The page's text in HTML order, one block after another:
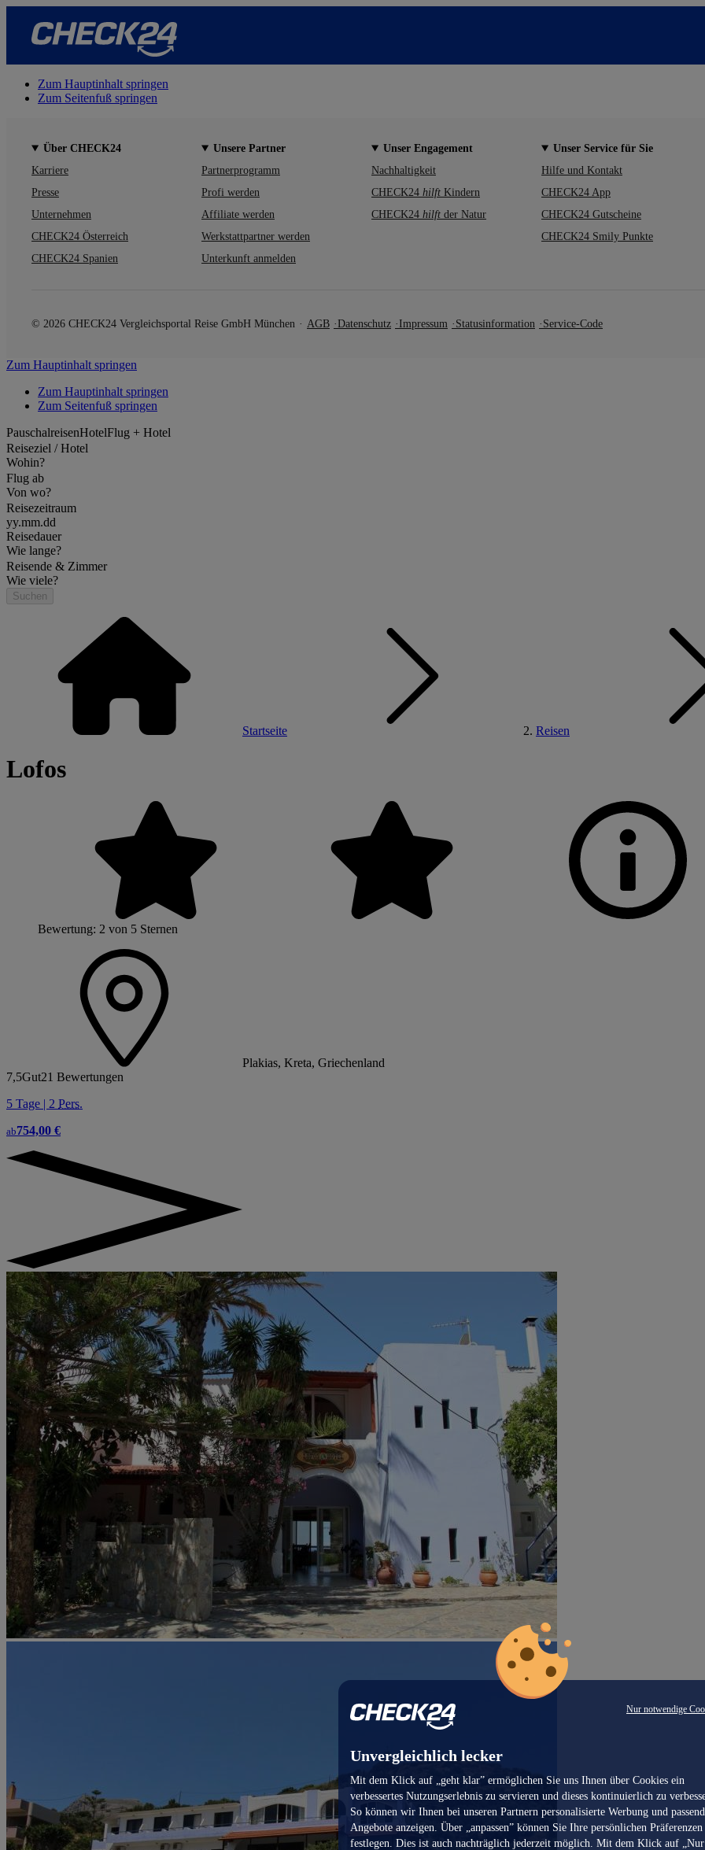
Nur notwendige
Unvergleichlich lecker
Mit dem Klick auf „geht klar” ermöglichen Sie uns Ihnen über Cookies ein
verbessertes Nutzungserlebnis zu servieren und dieses kontinuierlich zu
So können wir Ihnen bei unseren Partnern personalisierte Werbung und
Angebote anzeigen. Über „anpassen” können Sie Ihre persönlichen Präferenzen
festlegen. Dies ist auch nachträglich jederzeit möglich. Mit dem Klick auf „Nur
Zum Hauptinhalt springen
Zum Seitenfuß springen
Über CHECK24
Karriere
Presse
Unternehmen
CHECK24 Österreich
CHECK24 Spanien
Unsere Partner
Partnerprogramm
Profi werden
Affiliate werden
Werkstattpartner werden
Unterkunft anmelden
Unser Engagement
Nachhaltigkeit
CHECK24 hilft Kindern
CHECK24 hilft der Natur
Unser Service für Sie
Hilfe und Kontakt
CHECK24 App
CHECK24 Gutscheine
CHECK24 Smily Punkte
© 2026 CHECK24 Vergleichsportal Reise GmbH München AGB Datenschutz Impressum Statusinformation Service-Code
Zum Hauptinhalt springen
Zum Hauptinhalt springen
Zum Seitenfuß springen
PauschalreisenHotelFlug + Hotel
Reiseziel / Hotel
Wohin?
Flug ab
Von wo?
Reisezeitraum
yy.mm.dd
Reisedauer
Wie lange?
Reisende & Zimmer
Wie viele?
Suchen
Startseite Reisen
Lofos
Bewertung: 2 von 5 Sternen
Plakias, Kreta, Griechenland
7,5Gut21 Bewertungen
5 Tage | 2 Pers.
ab754,00 €